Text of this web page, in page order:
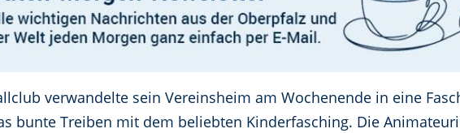
verwandelte sein Vereinsheim am Wochenende in eine
bunte Treiben mit dem beliebten Kinderfasching. Die